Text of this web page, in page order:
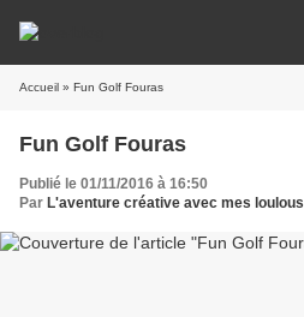
Accueil » Fun Golf Fouras
Fun Golf Fouras
Publié le 01/11/2016 à 16:50
Par L'aventure créative avec mes loulous